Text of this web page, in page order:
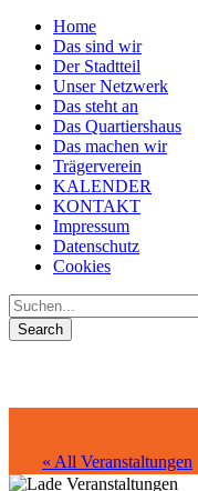
Home
Das sind wir
Der Stadtteil
Unser Netzwerk
Das steht an
Das Quartiershaus
Das machen wir
Trägerverein
KALENDER
KONTAKT
Impressum
Datenschutz
Cookies
« All Veranstaltungen